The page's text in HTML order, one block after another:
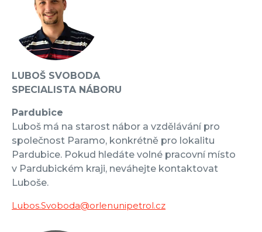
LUBOŠ SVOBODA
SPECIALISTA NÁBORU
Pardubice
Luboš má na starost nábor a vzdělávání pro
společnost Paramo, konkrétně pro lokalitu
Pardubice. Pokud hledáte volné pracovní místo
v Pardubickém kraji, neváhejte kontaktovat
Luboše.
Lubos.Svoboda@orlenunipetrol.cz